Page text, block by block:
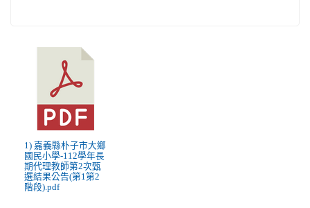
1) 嘉義縣朴子市大鄉
國民小學-112學年長
期代理教師第2次甄
選結果公告(第1第2
階段).pdf